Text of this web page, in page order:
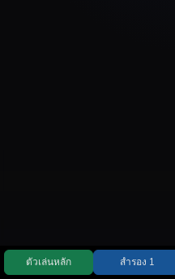
ตัวเล่นหลัก สำรอง 1